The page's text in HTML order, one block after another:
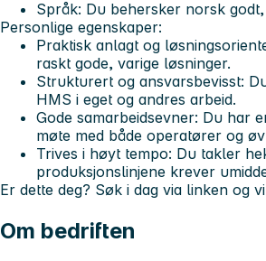
Språk: Du behersker norsk
Personlige egenskaper:
Praktisk anlagt og
raskt gode, varige løsninger.
Strukturert og ansvarsbevisst:
HMS i eget og andres arbeid.
Gode samarbeidsevner: Du har
møte med både operatører og
Trives i høyt tempo: Du takler
produksjonslinjene krever
Er dette deg? Søk i dag via linken og
Om bedriften